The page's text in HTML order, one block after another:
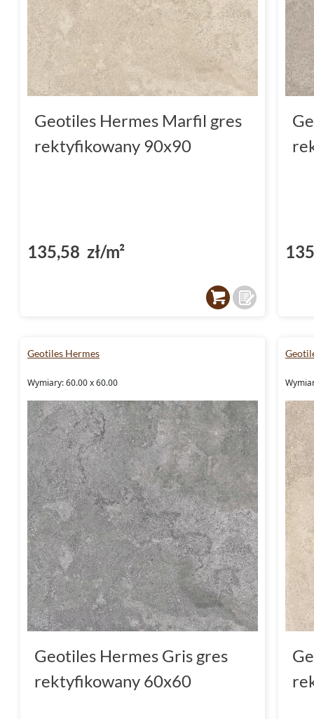
Geotiles Hermes Marfil gres
rektyfikowany 90x90
135,58 zł/m²
Geotiles Hermes
Wymiary: 60.00 x 60.00
Geotiles Hermes Gris gres
rektyfikowany 60x60